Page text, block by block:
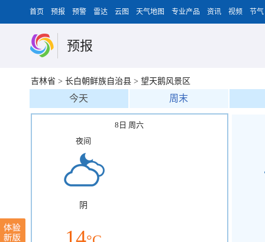
首页 预报 预警 雷达 云图 天气地图 专业产品 资讯 视频 节气
预报
吉林省 > 长白朝鲜族自治县 > 望天鹅风景区
今天 周末
8日 周六
夜间
阴